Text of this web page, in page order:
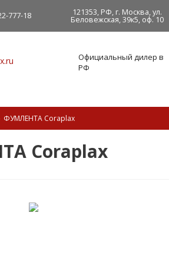
777-18 121353, РФ, г. Москва, ул.
Беловежская, 39к5, оф. 10
Официальный дилер в
РФ
ФУМЛЕНТА Coraplax
Coraplax